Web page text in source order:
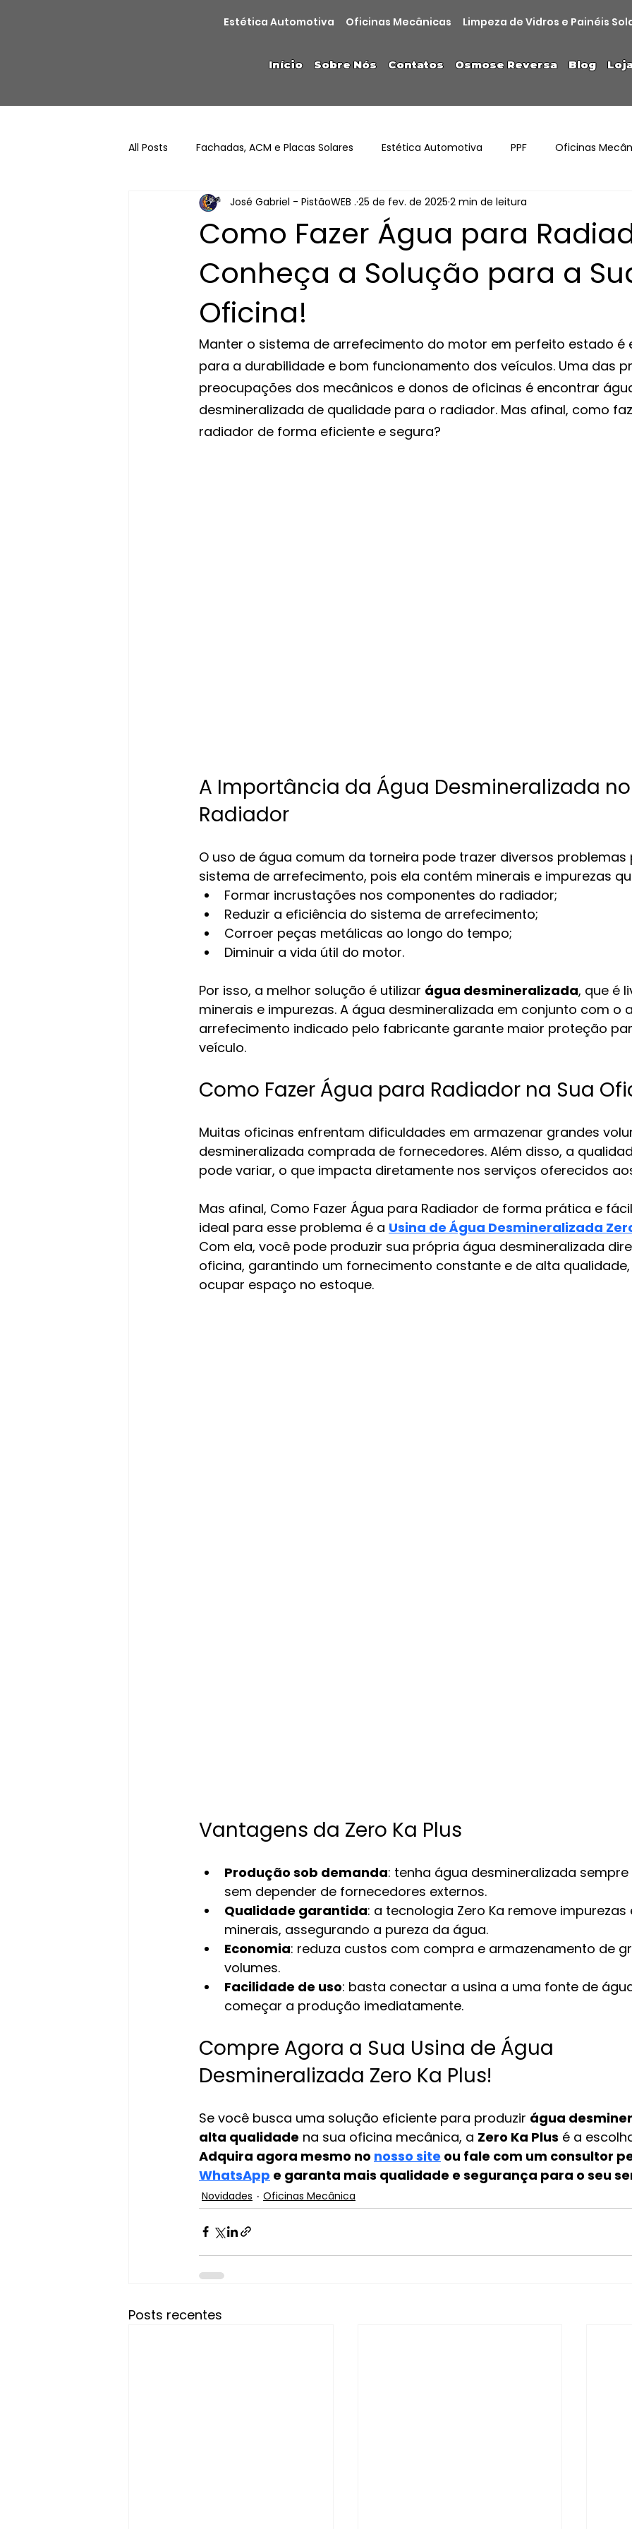
Estética Automotiva Oficinas Mecânicas Limpeza de Vidros e Painéis
Início Sobre Nós Contatos Osmose Reversa Blog
All Posts Fachadas, ACM e Placas Solares Estética Automotiva PPF Oficinas
Como Fazer Água para
Conheça a Solução para a
Oficina!
José Gabriel - PistãoWEB . 25 de fev. de 2025 2 min de leitura
Manter o sistema de arrefecimento do motor em perfeito estado é
para a durabilidade e bom funcionamento dos veículos. Uma das
preocupações dos mecânicos e donos de oficinas é encontrar
desmineralizada de qualidade para o radiador. Mas afinal, como
radiador de forma eficiente e segura?
A Importância da Água Desmineralizada no
Radiador
O uso de água comum da torneira pode trazer diversos problemas
sistema de arrefecimento, pois ela contém minerais e impurezas
Formar incrustações nos componentes do radiador;
Reduzir a eficiência do sistema de arrefecimento;
Corroer peças metálicas ao longo do tempo;
Diminuir a vida útil do motor.
Por isso, a melhor solução é utilizar água desmineralizada, que é
minerais e impurezas. A água desmineralizada em conjunto com o
arrefecimento indicado pelo fabricante garante maior proteção
veículo.
Como Fazer Água para Radiador na Sua
Muitas oficinas enfrentam dificuldades em armazenar grandes
desmineralizada comprada de fornecedores. Além disso, a
pode variar, o que impacta diretamente nos serviços oferecidos
Mas afinal, Como Fazer Água para Radiador de forma prática e
ideal para esse problema é a Usina de Água Desmineralizada
Com ela, você pode produzir sua própria água desmineralizada
oficina, garantindo um fornecimento constante e de alta
ocupar espaço no estoque.
Vantagens da Zero Ka Plus
Produção sob demanda: tenha água desmineralizada
sem depender de fornecedores externos.
Qualidade garantida: a tecnologia Zero Ka remove impurezas
minerais, assegurando a pureza da água.
Economia: reduza custos com compra e armazenamento de
volumes.
Facilidade de uso: basta conectar a usina a uma fonte de
começar a produção imediatamente.
Compre Agora a Sua Usina de Água
Desmineralizada Zero Ka Plus!
Se você busca uma solução eficiente para produzir água
alta qualidade na sua oficina mecânica, a Zero Ka Plus é a
Adquira agora mesmo no nosso site ou fale com um consultor
WhatsApp e garanta mais qualidade e segurança para o seu
Novidades Oficinas Mecânica
Posts recentes